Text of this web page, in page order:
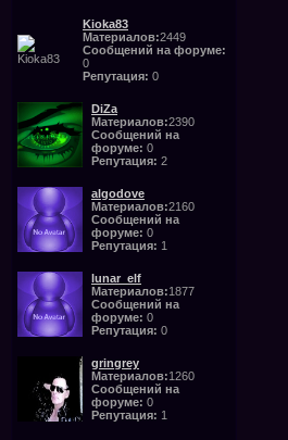
Kioka83
Материалов:2449
Сообщений на форуме:
0
Репутация: 0
DiZa
Материалов:2390
Сообщений на
форуме: 0
Репутация: 2
algodove
Материалов:2160
Сообщений на
форуме: 0
Репутация: 1
lunar_elf
Материалов:1877
Сообщений на
форуме: 0
Репутация: 0
gringrey
Материалов:1260
Сообщений на
форуме: 0
Репутация: 1